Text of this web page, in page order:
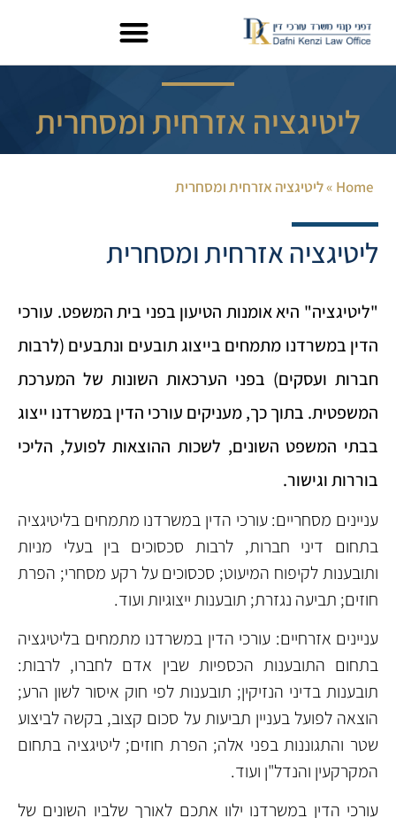
ליטיגציה אזרחית ומסחרית
Home
»ליטיגציה אזרחית ומסחרית
ליטיגציה אזרחית ומסחרית
"ליטיגציה" היא אומנות הטיעון בפני בית המשפט. עורכי
הדין במשרדנו מתמחים בייצוג תובעים ונתבעים (לרבות
חברות ועסקים) בפני הערכאות השונות של המערכת
המשפטית. בתוך כך, מעניקים עורכי הדין במשרדנו ייצוג
בבתי המשפט השונים, לשכות ההוצאות לפועל, הליכי
בוררות וגישור.
עניינים מסחריים: עורכי הדין במשרדנו מתמחים בליטיגציה
בתחום דיני חברות, לרבות סכסוכים בין בעלי מניות
ותובענות לקיפוח המיעוט; סכסוכים על רקע מסחרי; הפרת
חוזים; תביעה נגזרת; תובענות ייצוגיות ועוד.
עניינים אזרחיים: עורכי הדין במשרדנו מתמחים בליטיגציה
בתחום התובענות הכספיות שבין אדם לחברו, לרבות:
תובענות בדיני הנזיקין; תובענות לפי חוק איסור לשון הרע;
הוצאה לפועל בעניין תביעות על סכום קצוב, בקשה לביצוע
שטר והתגוננות בפני אלה; הפרת חוזים; ליטיגציה בתחום
המקרקעין והנדל"ן ועוד.
עורכי הדין במשרדנו ילוו אתכם לאורך שלביו השונים של